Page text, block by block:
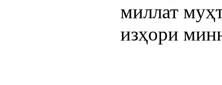
миллат
изҳори